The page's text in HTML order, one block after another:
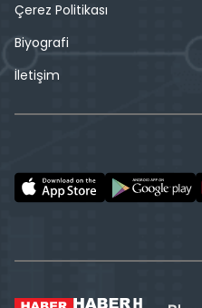
Çerez Politikası
Biyografi
İletişim